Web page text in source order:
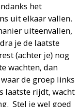
het
uit elkaar vallen.
uiteenvallen,
je de laatste
(achter je) nog
wachten, dan
de groep links
laatste rijdt, wacht
Stel je wel goed